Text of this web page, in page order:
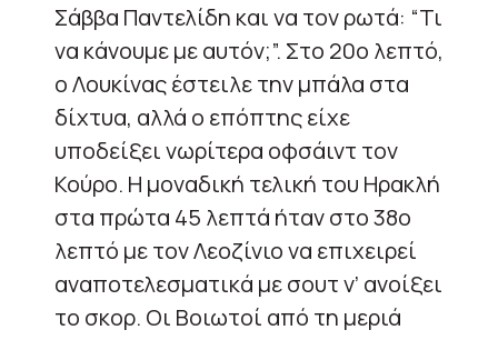
Σάββα Παντελίδη και να τον ρωτά: “Τι
να κάνουμε με αυτόν;”. Στο 20ο λεπτό,
ο Λουκίνας έστειλε την μπάλα στα
δίχτυα, αλλά ο επόπτης είχε
υποδείξει νωρίτερα οφσάιντ τον
Κούρο. Η μοναδική τελική του Ηρακλή
στα πρώτα 45 λεπτά ήταν στο 38ο
λεπτό με τον Λεοζίνιο να επιχειρεί
αναποτελεσματικά με σουτ ν’ ανοίξει
το σκορ. Οι Βοιωτοί από τη μεριά